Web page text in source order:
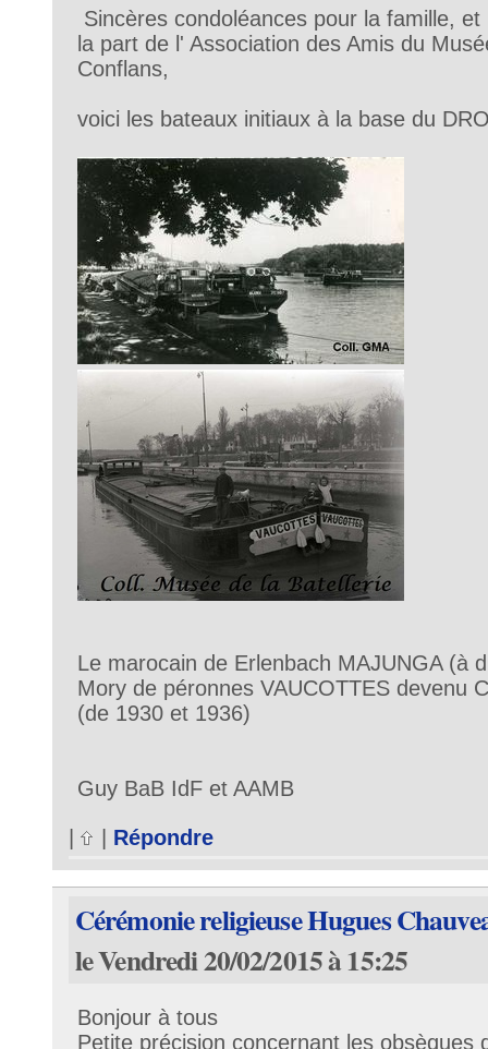
Sincères condoléances pour la famille,
la part de l' Association des Amis du
Conflans,
voici les bateaux initiaux à la base du
Le marocain de Erlenbach MAJUNGA (à
Mory de péronnes VAUCOTTES devenu
(de 1930 et 1936)
Guy BaB IdF et AAMB
| | Répondre
Cérémonie religieuse Hugues
le Vendredi 20/02/2015 à 15:25
Bonjour à tous
Petite précision concernant les obsèques